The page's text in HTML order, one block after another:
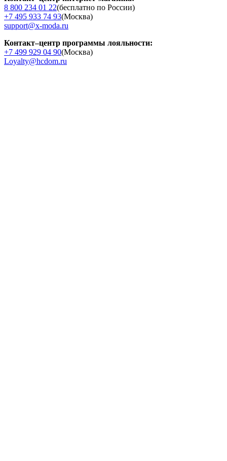
8 800 234 01 22(бесплатно по России)
+7 495 933 74 93(Москва)
support@x-moda.ru
Контакт–центр программы лояльности:
+7 499 929 04 90(Москва)
Loyalty@hcdom.ru